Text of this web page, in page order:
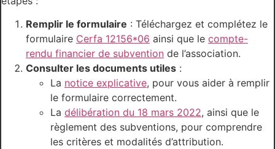
Remplir le formulaire : Téléchargez et complétez le
formulaire Cerfa 12156*06 ainsi que le compte-
rendu financier de subvention de l’association.
Consulter les documents utiles :
La notice explicative, pour vous aider à remplir
le formulaire correctement.
La délibération du 18 mars 2022, ainsi que le
règlement des subventions, pour comprendre
les critères et modalités d’attribution.